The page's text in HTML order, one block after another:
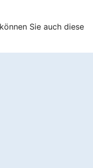
Sie auch diese